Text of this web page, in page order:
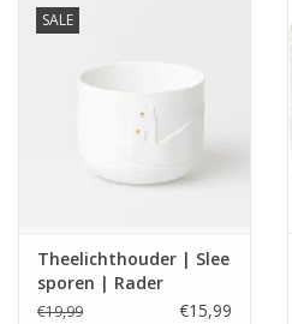
SALE
Theelichthouder | Slee
sporen | Rader
€19,99 €15,99